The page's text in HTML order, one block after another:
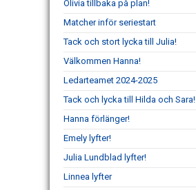
Olivia tillbaka på plan!
Matcher inför seriestart
Tack och stort lycka till Julia!
Välkommen Hanna!
Ledarteamet 2024-2025
Tack och lycka till Hilda och Sara!
Hanna förlänger!
Emely lyfter!
Julia Lundblad lyfter!
Linnea lyfter